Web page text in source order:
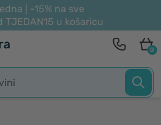
| -15% na sve
TJEDAN15 u košaricu
0